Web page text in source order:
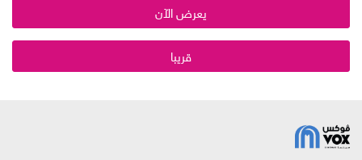
يعرض الآن
قريبا